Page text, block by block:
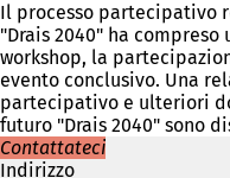
d
a
)
Il processo partecipativo
"Drais 2040" ha
workshop, la
evento conclusivo. Una
partecipativo e ulteriori
futuro "Drais 2040" sono
Contattateci
Indirizzo